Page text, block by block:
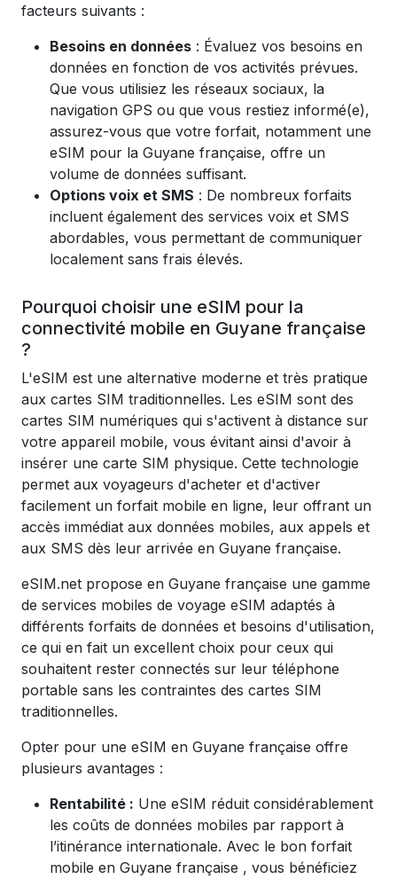
facteurs suivants :
Besoins en données : Évaluez vos besoins en
données en fonction de vos activités prévues.
Que vous utilisiez les réseaux sociaux, la
navigation GPS ou que vous restiez informé(e),
assurez-vous que votre forfait, notamment une
eSIM pour la Guyane française, offre un
volume de données suffisant.
Options voix et SMS : De nombreux forfaits
incluent également des services voix et SMS
abordables, vous permettant de communiquer
localement sans frais élevés.
Pourquoi choisir une eSIM pour la
connectivité mobile en Guyane française
?
L'eSIM est une alternative moderne et très pratique
aux cartes SIM traditionnelles. Les eSIM sont des
cartes SIM numériques qui s'activent à distance sur
votre appareil mobile, vous évitant ainsi d'avoir à
insérer une carte SIM physique. Cette technologie
permet aux voyageurs d'acheter et d'activer
facilement un forfait mobile en ligne, leur offrant un
accès immédiat aux données mobiles, aux appels et
aux SMS dès leur arrivée en Guyane française.
eSIM.net propose en Guyane française une gamme
de services mobiles de voyage eSIM adaptés à
différents forfaits de données et besoins d'utilisation,
ce qui en fait un excellent choix pour ceux qui
souhaitent rester connectés sur leur téléphone
portable sans les contraintes des cartes SIM
traditionnelles.
Opter pour une eSIM en Guyane française offre
plusieurs avantages :
Rentabilité : Une eSIM réduit considérablement
les coûts de données mobiles par rapport à
l’itinérance internationale. Avec le bon forfait
mobile en Guyane française , vous bénéficiez